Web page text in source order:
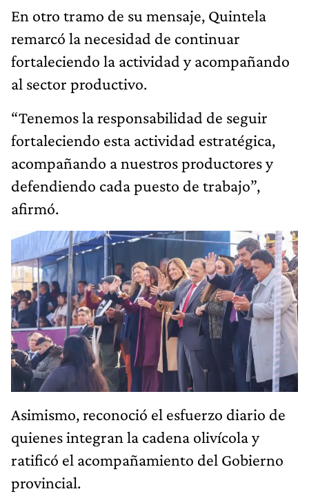
En otro tramo de su mensaje, Quintela
remarcó la necesidad de continuar
fortaleciendo la actividad y acompañando
al sector productivo.
“Tenemos la responsabilidad de seguir
fortaleciendo esta actividad estratégica,
acompañando a nuestros productores y
defendiendo cada puesto de trabajo”,
afirmó.
Asimismo, reconoció el esfuerzo diario de
quienes integran la cadena olivícola y
ratificó el acompañamiento del Gobierno
provincial.